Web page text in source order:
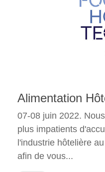
Alimentation
07-08 juin 2022.
plus impatients
l'industrie hôtelière
afin de vous...